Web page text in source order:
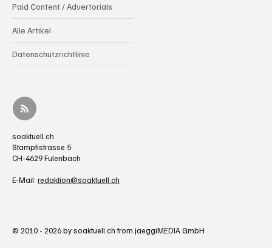
Paid Content / Advertorials
Alle Artikel
Datenschutzrichtlinie
soaktuell.ch
Stampfistrasse 5
CH-4629 Fulenbach
E-Mail: redaktion@soaktuell.ch
© 2010 - 2026 by soaktuell.ch from jaeggiMEDIA GmbH